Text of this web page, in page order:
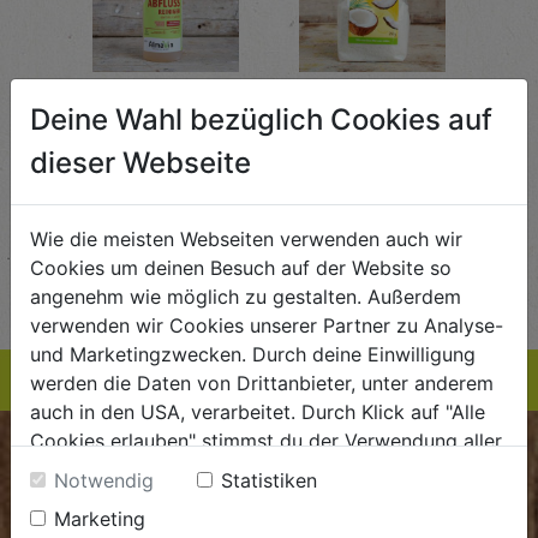
STK
1L
€ 5,99
€ 5,99 / STK
AUF DIE
250g
€ 3,99 / STK
AUF DIE
Kundenservice
Deine Wahl bezüglich Cookies auf
dieser Webseite
Wie die meisten Webseiten verwenden auch wir
Cookies um deinen Besuch auf der Website so
angenehm wie möglich zu gestalten. Außerdem
verwenden wir Cookies unserer Partner zu Analyse-
und Marketingzwecken. Durch deine Einwilligung
werden die Daten von Drittanbieter, unter anderem
auch in den USA, verarbeitet. Durch Klick auf "Alle
Cookies erlauben" stimmst du der Verwendung aller
Cookies zu. Unter "Details anzeigen" findest du alle
Infos zu den unterschiedlichen Cookies, du kannst
auch entscheiden, welche Cookies du erlauben
Notwendig
Statistiken
Marketing